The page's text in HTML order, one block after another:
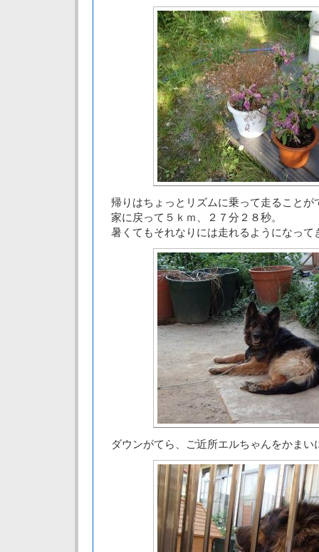
帰りはちょっとリズムに乗って走ることが
家に戻って５ｋｍ、２７分２８秒。
暑くてもそれなりには走れるようになって
ダウンがてら、ご近所エルちゃんをかまい